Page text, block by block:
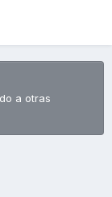
a otras